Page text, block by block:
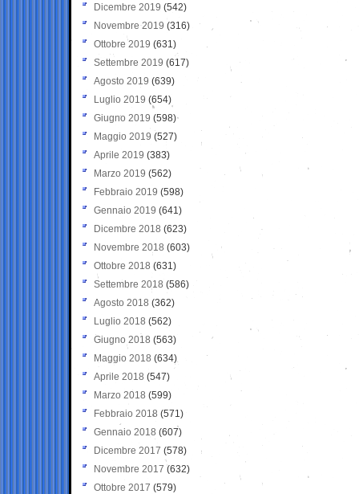
Dicembre 2019 (542)
Novembre 2019 (316)
Ottobre 2019 (631)
Settembre 2019 (617)
Agosto 2019 (639)
Luglio 2019 (654)
Giugno 2019 (598)
Maggio 2019 (527)
Aprile 2019 (383)
Marzo 2019 (562)
Febbraio 2019 (598)
Gennaio 2019 (641)
Dicembre 2018 (623)
Novembre 2018 (603)
Ottobre 2018 (631)
Settembre 2018 (586)
Agosto 2018 (362)
Luglio 2018 (562)
Giugno 2018 (563)
Maggio 2018 (634)
Aprile 2018 (547)
Marzo 2018 (599)
Febbraio 2018 (571)
Gennaio 2018 (607)
Dicembre 2017 (578)
Novembre 2017 (632)
Ottobre 2017 (579)